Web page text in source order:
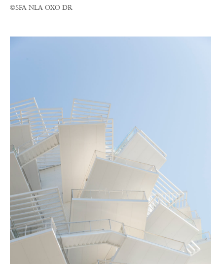
©SFA NLA OXO DR